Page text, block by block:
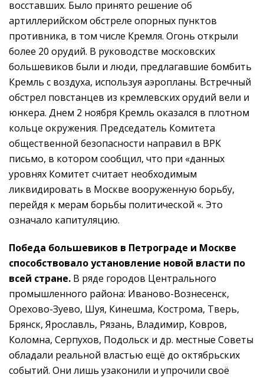
восставших. Было принято решение об
артиллерийском обстреле опорных пунктов
противника, в том числе Кремля. Огонь открыли
более 20 орудий. В руководстве московских
большевиков были и люди, предлагавшие бомбить
Кремль с воздуха, используя аэропланы. Встречный
обстрел повстанцев из кремлевских орудий вели и
юнкера. Днем 2 ноября Кремль оказался в плотном
кольце окружения. Председатель Комитета
общественной безопасности направил в ВРК
письмо, в котором сообщил, что при «данных
уровнях Комитет считает необходимым
ликвидировать в Москве вооруженную борьбу,
перейдя к мерам борьбы политической «. Это
означало капитуляцию.
Победа большевиков в Петрограде и Москве
способствовало установление новой власти по
всей стране. В ряде городов Центрального
промышленного района: Иваново-Вознесенск,
Орехово-Зуево, Шуя, Кинешма, Кострома, Тверь,
Брянск, Ярославль, Рязань, Владимир, Ковров,
Коломна, Серпухов, Подольск и др. местные Советы
обладали реальной властью ещё до октябрьских
событий. Они лишь узаконили и упрочили своё